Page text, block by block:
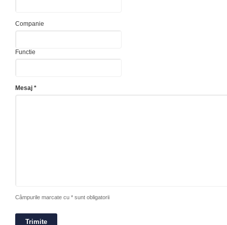
Companie
Functie
Mesaj *
Câmpurile marcate cu * sunt obligatorii